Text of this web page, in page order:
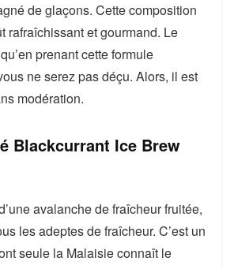
de glaçons. Cette composition
rafraîchissant et gourmand. Le
prenant cette formule
ne serez pas déçu. Alors, il est
modération.
Blackcurrant Ice Brew
avalanche de fraîcheur fruitée,
les adeptes de fraîcheur. C’est un
seule la Malaisie connaît le